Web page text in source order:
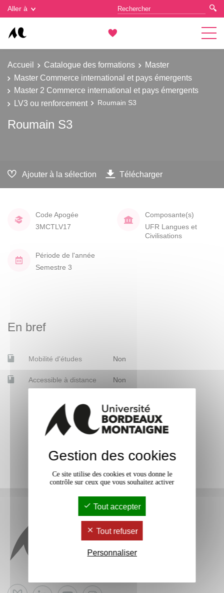
Aller à
Accueil Catalogue des formations
Master
Master Commerce international et pays émergents
Master 2 Commerce international et pays émergents
LV3 ou renforcement
Roumain S3
Roumain S3
Ajouter à la sélection Télécharger
Code Apogée
3MCTLV17
Composante(s)
UFR Langues et
Civilisations
Période de l'année
Semestre 3
En bref
Mobilité d'études Non
Accessible à distance Non
Gestion des cookies
Gestion des cookies
Ce site utilise des cookies et vous donne le
contrôle sur ceux que vous souhaitez activer
Tout accepter
Tout refuser
Personnaliser